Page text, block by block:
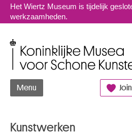
Naar
Het Wiertz Museum is tijdelijk
werkzaamheden.
Menu
Kunstwerken